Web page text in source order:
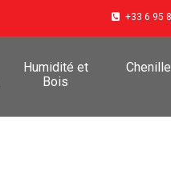
+33 6 95
Humidité et
Bois